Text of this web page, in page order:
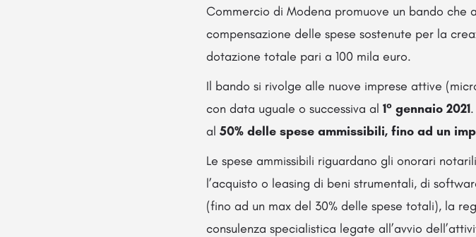
Commercio di Modena promuove un bando
compensazione delle spese sostenute per la
dotazione totale pari a 100 mila euro.
Il bando si rivolge alle nuove imprese attive
con data uguale o successiva al 1° gennaio 2021
al 50% delle spese ammissibili, fino ad un
Le spese ammissibili riguardano gli onorari
l’acquisto o leasing di beni strumentali, di
(fino ad un max del 30% delle spese totali), la
consulenza specialistica legate all’avvio